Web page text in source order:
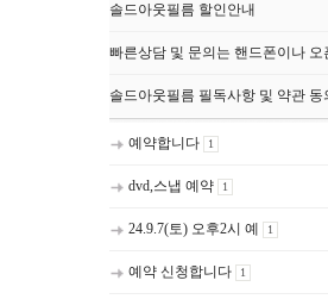
솔드아웃필름 할인안내
빠른상담 및 문의는 핸드폰이나
솔드아웃필름 필독사항 및 약관 동
예약합니다 1
dvd,스냅 예약 1
24.9.7(토) 오후2시 예 1
예약 신청합니다 1